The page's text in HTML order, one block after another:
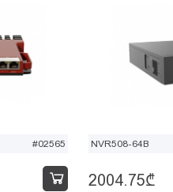
#02565 NVR508-64B
2004.75₾